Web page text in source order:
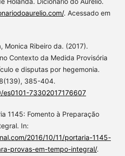
. Acessado em
Monica Ribeiro da. (2017).
Contexto da Medida Provisória
e disputas por hegemonia.
385-404.
73302017176607
1145: Fomento à Preparação
In:
2016/10/11/portaria-1145-
provas-em-tempo-integral/.